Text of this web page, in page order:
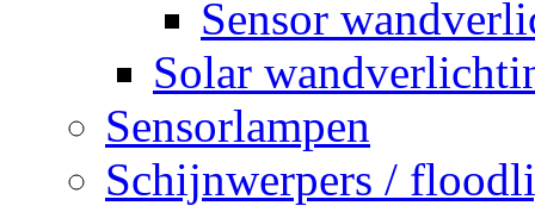
Sensor
Solar
Sensorlampen
Schijnwerpers /